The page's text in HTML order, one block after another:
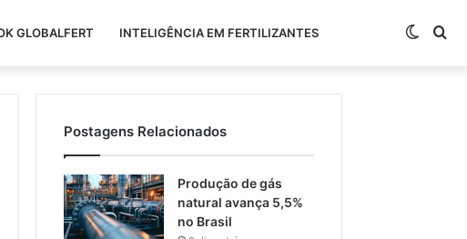
GLOBALFERT INTELIGÊNCIA EM FERTILIZANTES Switch
Postagens Relacionados
Produção de gás
natural avança 5,5%
no Brasil